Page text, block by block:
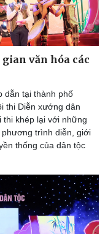
văn hóa các
dẫn tại thành phố
thi Diễn xướng dân
thi khép lại với những
trình diễn, giới
thống của dân tộc